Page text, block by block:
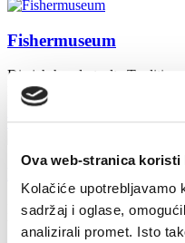
Ova web-stranica koristi
Kolačiće upotrebljavamo
sadržaj i oglase,
analizirali promet. Isto
Fishermuseum
Die jahrhundertealte Tradition
Hvar ist ein wesentlicher
Weiterlesen
Im Westen von der
befindet sich die